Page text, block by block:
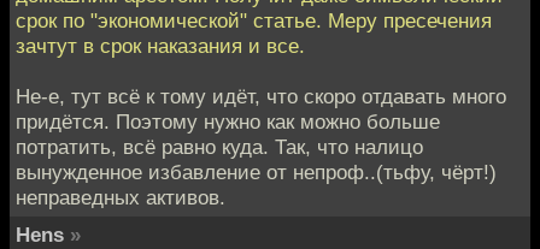
срок по "экономической" статье. Меру пресечения
зачтут в срок наказания и все.
Не-е, тут всё к тому идёт, что скоро отдавать много
придётся. Поэтому нужно как можно больше
потратить, всё равно куда. Так, что налицо
вынужденное избавление от непроф..(тьфу, чёрт!)
неправедных активов.
Hens »